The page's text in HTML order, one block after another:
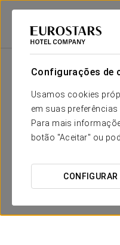
Configurações de
Usamos cookies
em suas
Para mais
botão "Aceitar" ou
CONFIGURAR
Sala
Astúrica
Emérita
Cáparra